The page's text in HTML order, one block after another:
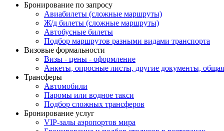
Бронирование по запросу
Авиабилеты (сложные маршруты)
Ж/д билеты (сложные маршруты)
Автобусные билеты
Подбор маршрутов разными видами транспорта
Визовые формальности
Визы - цены - оформление
Анкеты, опросные листы, другие документы,
Трансферы
Автомобили
Паромы или водное такси
Подбор сложных трансферов
Бронирование услуг
VIP-залы аэропортов мира